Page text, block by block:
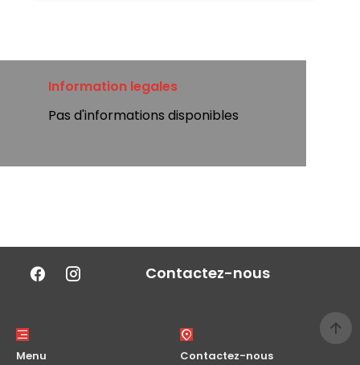
Information legales
Pas d'informations disponibles
Contactez-nous
Menu Contactez-nous